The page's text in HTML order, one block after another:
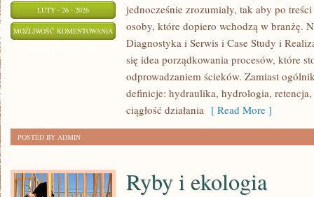
LUTY - 26 - 2026
MOŻLIWOŚĆ KOMENTOWANIA OCZYSZCZALNIE
ŚCIEKÓW
jednocześnie zrozumiały, tak aby po
osoby, które dopiero wchodzą w branżę.
Diagnostyka i Serwis i Case Study i
się idea porządkowania procesów, które
odprowadzaniem ścieków. Zamiast
definicje: hydraulika, hydrologia,
ciągłość działania [ Read More ]
POSTED BY ADMIN
Ryby i ekologia